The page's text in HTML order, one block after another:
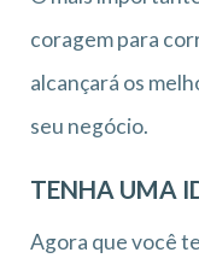
coragem para
alcançará os
seu negócio.
TENHA UMA
Agora que você